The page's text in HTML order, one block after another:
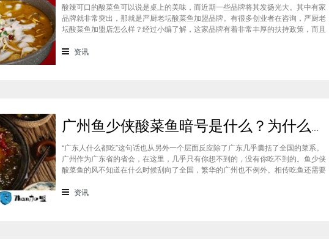
酸辣可口的酸菜鱼可以说是桌上的美味，而近期一些品牌将其发扬光大。其中有家
品牌就非常突出，那就是严厨老坛酸菜鱼加盟品牌。有很多创业者在咨询，严厨老
坛酸菜鱼加盟店怎么样？经过小编了解，这家品牌有着非常丰厚的扶持政策，而且
话，相信本文能够适合您的胃口。严厨老坛酸菜鱼加盟店怎么样？首先我们要了
资讯
广州鱼少侠酸菜鱼暗号是什么？为什么你报对了暗号也没用？
“广东人什么都吃”这句话也从另外一个层面反应除了广东几乎囊括了全国的菜系。
广州作为广东省的省会，在这里，几乎只有你想不到的，没有你吃不到的。鱼少侠
酸菜鱼的风不知道在什么时候刮向了全国，繁华的广州也不例外。相传吃鱼还需要
为什么呢？一起来看看吧~ 鱼少侠酸菜鱼暗号是怎么一回事？ 可能对鱼少侠不太了
资讯